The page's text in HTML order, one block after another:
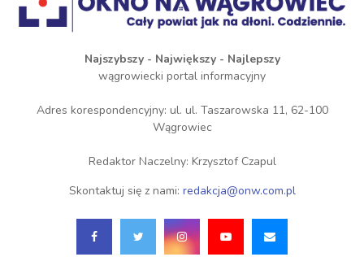
Najszybszy - Największy - Najlepszy
wągrowiecki portal informacyjny
Adres korespondencyjny: ul. ul. Taszarowska 11, 62-100
Wągrowiec
Redaktor Naczelny: Krzysztof Czapul
Skontaktuj się z nami: redakcja@onw.com.pl